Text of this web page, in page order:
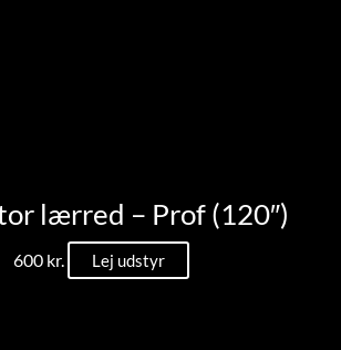
lærred – Prof (120″)
600 kr. Lej udstyr